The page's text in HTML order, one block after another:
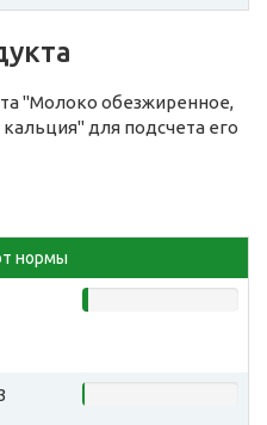
"Молоко обезжиренное,
для подсчета его
нормы